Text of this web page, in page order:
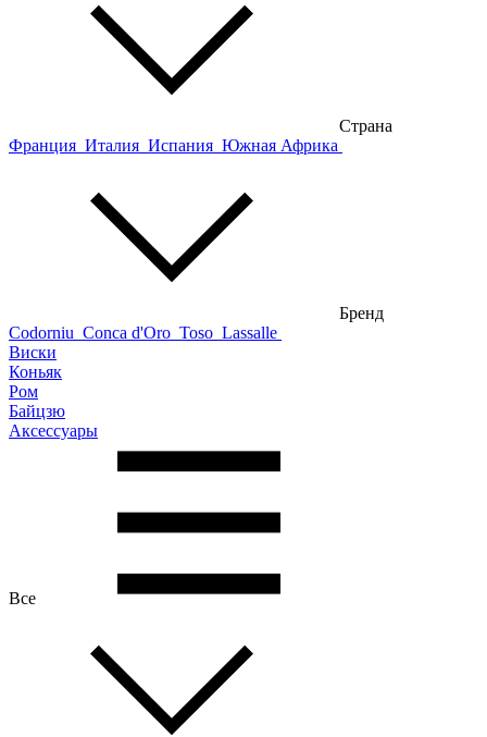
Страна
Франция Италия Испания Южная Африка
Бренд
Codorniu Conca d'Oro Toso Lassalle
Виски
Коньяк
Ром
Байцзю
Аксессуары
Все